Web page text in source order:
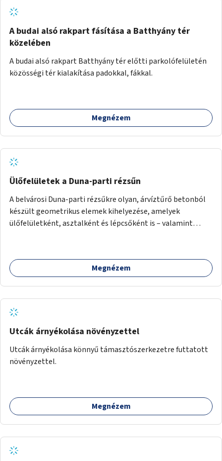
gyerekek bevonására is. A program pilot jelleggel indulna,
több korosztály számára.
A budai alsó rakpart fásítása a Batthyány tér
közelében
A budai alsó rakpart Batthyány tér előtti parkolófelületén
közösségi tér kialakítása padokkal, fákkal.
Megnézem
Ülőfelületek a Duna-parti rézsűn
A belvárosi Duna-parti rézsűkre olyan, árvíztűrő betonból
készült geometrikus elemek kihelyezése, amelyek
ülőfelületként, asztalként és lépcsőként is – valamint
Megnézem
Utcák árnyékolása növényzettel
Utcák árnyékolása könnyű támasztószerkezetre futtatott
növényzettel.
Megnézem